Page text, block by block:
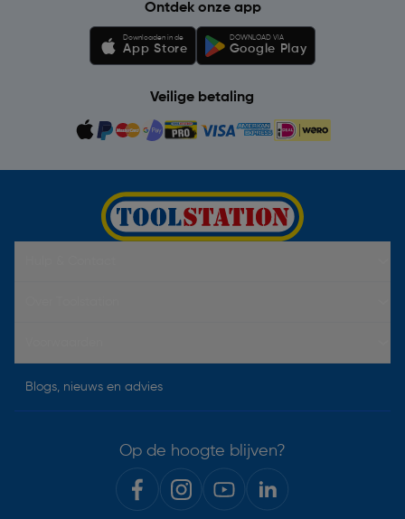
Ontdek onze app
Downloaden in de
App Store
DOWNLOAD VIA
Google Play
Veilige betaling
Blogs, nieuws en advies
Op de hoogte blijven?